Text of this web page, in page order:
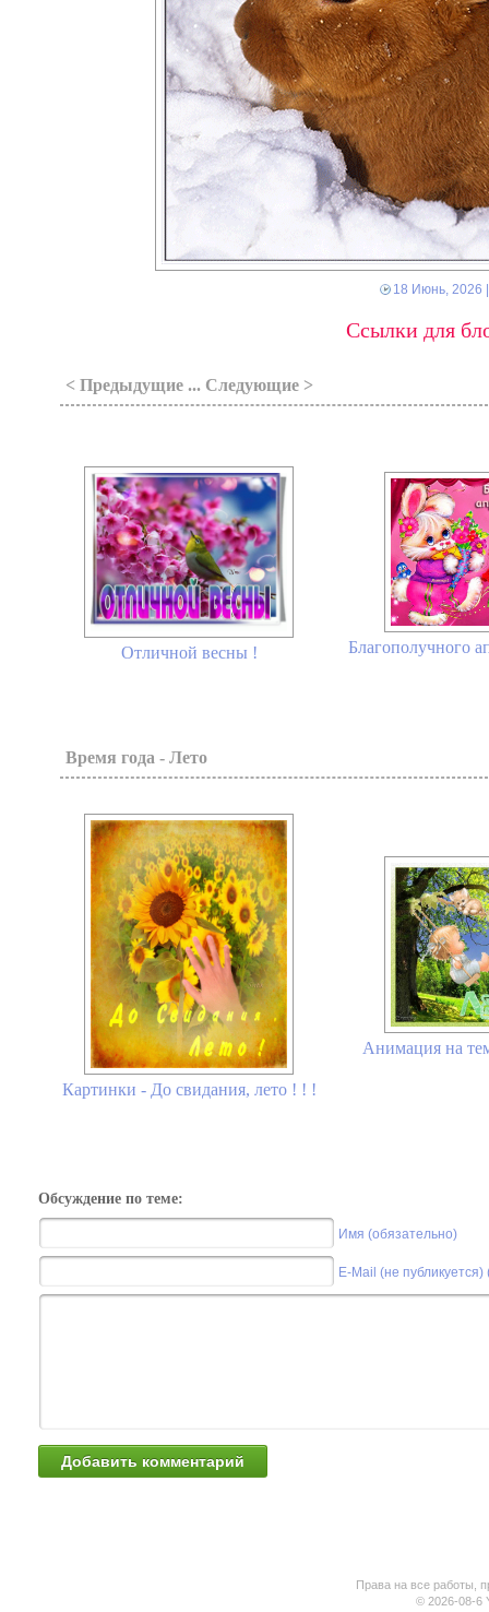
18 Июнь, 2026
Ссылки для
< Предыдущие ... Следующие >
Отличной весны ! Благополучного
Время года - Лето
Картинки - До свидания, лето ! ! !
Анимация на
Обсуждение по теме:
Имя (обязательно)
E-Mail (не
Права на все работы,
© 2026-08-6